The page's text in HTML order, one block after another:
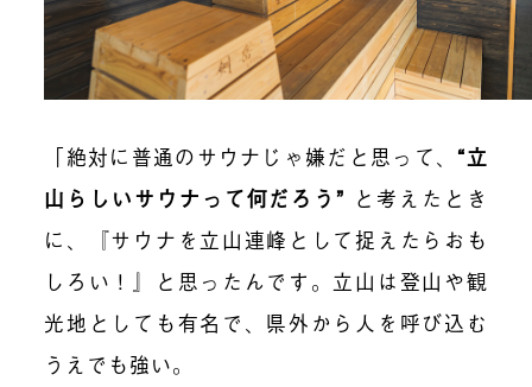
「絶対に普通のサウナじゃ嫌だと思って、 “立
山らしいサウナって何だろう” と考えたとき
に、『サウナを立山連峰として捉えたらおも
しろい！』と思ったんです。立山は登山や観
光地としても有名で、県外から人を呼び込む
うえでも強い。